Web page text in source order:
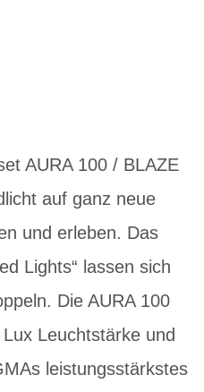
AURA 100 / BLAZE
auf ganz neue
und erleben. Das
Lights“ lassen sich
Die AURA 100
Leuchtstärke und
leistungsstärkstes